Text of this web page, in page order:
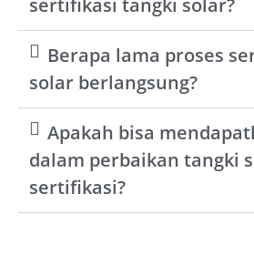
Berapa lama proses
solar berlangsung?
Apakah bisa
dalam perbaikan tangki
sertifikasi?